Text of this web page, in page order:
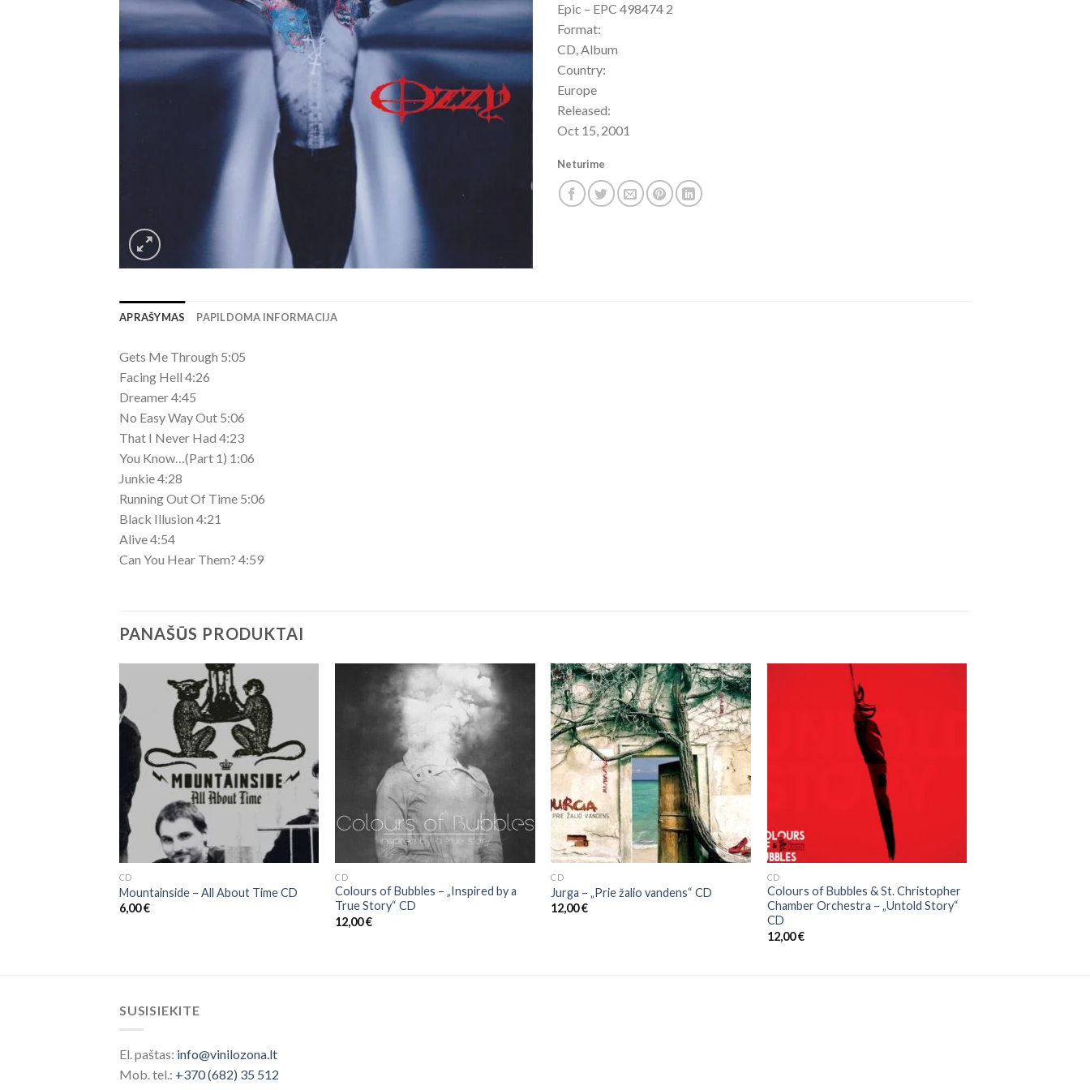
Epic – EPC 498474 2
Format:
CD, Album
Country:
Europe
Released:
Oct 15, 2001
Neturime
APRAŠYMAS PAPILDOMA INFORMACIJA
Gets Me Through 5:05
Facing Hell 4:26
Dreamer 4:45
No Easy Way Out 5:06
That I Never Had 4:23
You Know…(Part 1) 1:06
Junkie 4:28
Running Out Of Time 5:06
Black Illusion 4:21
Alive 4:54
Can You Hear Them? 4:59
PANAŠŪS PRODUKTAI
CD
Mountainside ‎– All About Time CD
6,00€
CD
Colours of Bubbles – „Inspired by a
True Story“ CD
12,00€
CD
Jurga – „Prie žalio vandens“ CD
12,00€
CD
Colours of Bubbles & St. Christopher
Chamber Orchestra – „Untold Story“
CD
12,00€
SUSISIEKITE
El. paštas: info@vinilozona.lt
Mob. tel.: +370 (682) 35 512